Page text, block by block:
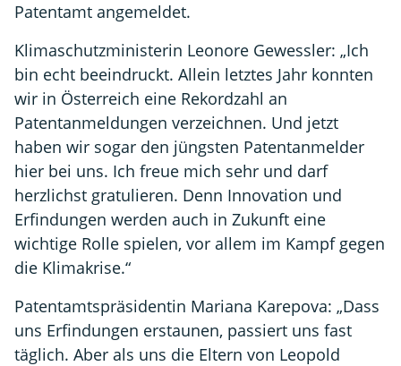
Patentamt angemeldet.
Klimaschutzministerin Leonore Gewessler: „Ich
bin echt beeindruckt. Allein letztes Jahr konnten
wir in Österreich eine Rekordzahl an
Patentanmeldungen verzeichnen. Und jetzt
haben wir sogar den jüngsten Patentanmelder
hier bei uns. Ich freue mich sehr und darf
herzlichst gratulieren. Denn Innovation und
Erfindungen werden auch in Zukunft eine
wichtige Rolle spielen, vor allem im Kampf gegen
die Klimakrise.“
Patentamtspräsidentin Mariana Karepova: „Dass
uns Erfindungen erstaunen, passiert uns fast
täglich. Aber als uns die Eltern von Leopold